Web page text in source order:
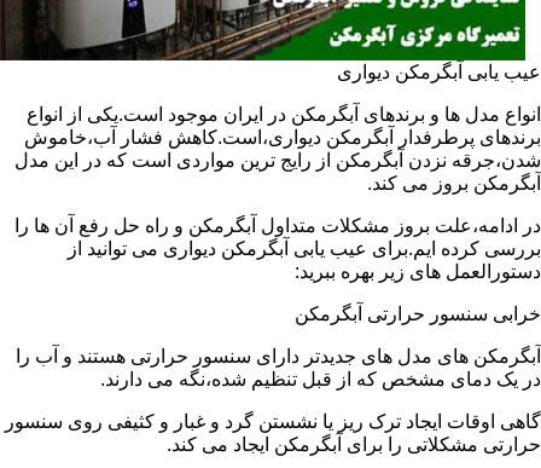
عیب یابی آبگرمکن دیواری
انواع مدل ها و برندهای آبگرمکن در ایران موجود است.یکی از انواع
برندهای پرطرفدار آبگرمکن دیواری،است.کاهش فشار آب،خاموش
شدن،جرقه نزدن آبگرمکن از رایج ترین مواردی است که در این مدل
آبگرمکن بروز می کند.
در ادامه،علت بروز مشکلات متداول آبگرمکن و راه حل رفع آن ها را
بررسی کرده ایم.برای عیب یابی آبگرمکن دیواری می توانید از
دستورالعمل های زیر بهره ببرید:
خرابی سنسور حرارتی آبگرمکن
آبگرمکن های مدل های جدیدتر دارای سنسور حرارتی هستند و آب را
در یک دمای مشخص که از قبل تنظیم شده،نگه می دارند.
گاهی اوقات ایجاد ترک ریز یا نشستن گرد و غبار و کثیفی روی سنسور
حرارتی مشکلاتی را برای آبگرمکن ایجاد می کند.